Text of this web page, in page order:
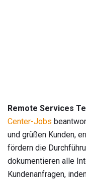
Remote Services
Center-Jobs
und grüßen Kunden,
fördern die
dokumentieren alle
Kundenanfragen,